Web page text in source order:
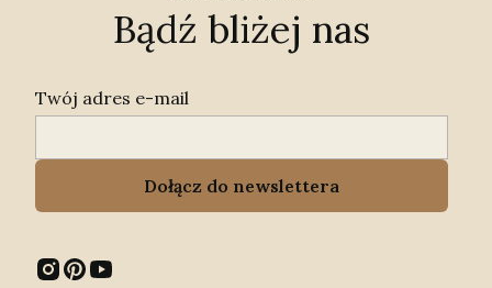
Bądź bliżej nas
Twój adres e-mail
Dołącz do newslettera